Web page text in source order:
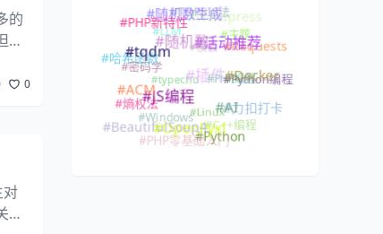
的
请
0
对
#C++编程
#Linux
#PHP编程
#Python编程
#力扣打卡
#Python
#PHP零基础入门
#Windows
#typecho
#模板
#主题
#Requests
#Docker
#AI
#OpenPyxl
#BeautifulSoup4
#熵权法
#密码学
#LLM
#TOPSIS法
#wordpress
#活动推荐
#插件
#JS编程
#ACM
#哈希函数
#PHP新特性
#随机数生成
#随机数
#tqdm